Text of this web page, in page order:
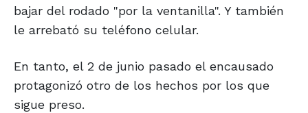
bajar del rodado "por la ventanilla". Y también
le arrebató su teléfono celular.
En tanto, el 2 de junio pasado el encausado
protagonizó otro de los hechos por los que
sigue preso.